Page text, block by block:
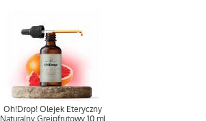
Oh!Drop! Olejek Eteryczny